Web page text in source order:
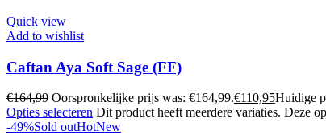
Quick view
Add to wishlist
Caftan Aya Soft Sage (FF)
€164,99 Oorspronkelijke prijs was: €164,99.€110,95Huidige
Opties selecteren Dit product heeft meerdere variaties. Deze
-49%Sold outHotNew